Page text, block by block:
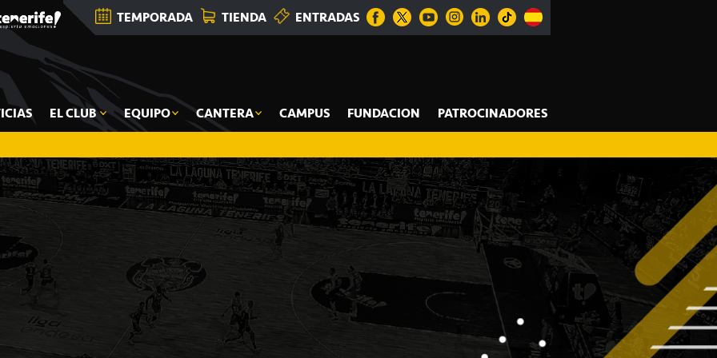
TEMPORADA TIENDA ENTRADAS
EL CLUB EQUIPO CANTERA CAMPUS FUNDACION PATROCINADORES